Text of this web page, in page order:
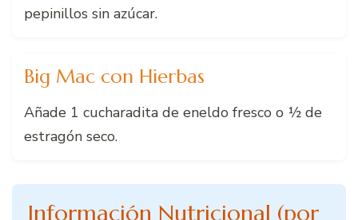
pepinillos sin azúcar.
Big Mac con Hierbas
Añade 1 cucharadita de eneldo fresco o ½ de
estragón seco.
Información Nutricional (por